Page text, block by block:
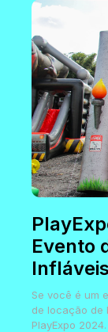
Evento
Se você é um
de locação de
PlayExpo